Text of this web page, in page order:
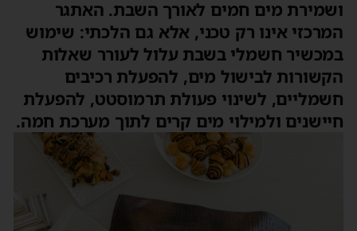
ושמירת מים חמים לאורך השבת. האתגר
המרכזי אינו רק טכני, אלא גם הלכתי: שימוש
במכשיר חשמלי בשבת עלול לעורר שאלות
הקשורות לבישול מים, להפעלת רכיבים
חשמליים, לשינוי פעולת תרמוסטט, להפעלת
חיישנים ולמילוי מים קרים לתוך מערכת חמה.